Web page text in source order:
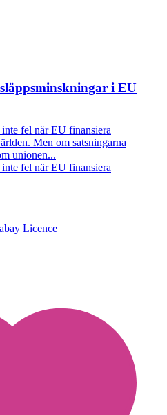
i EU
fel när EU finansiera
Men om satsningarna
unionen...
fel när EU finansiera
Licence